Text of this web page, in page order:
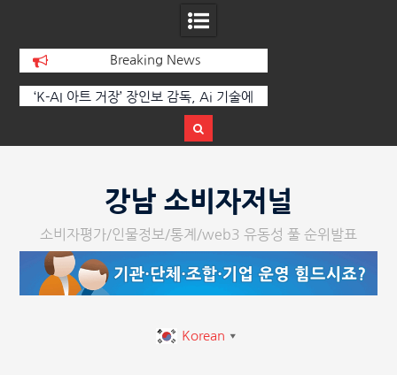
Breaking News
한국·브라질 슈퍼콘서트 올해 열린다
강남 소비자저널
소비자평가/인물정보/통계/web3 유동성 풀 순위발표
Korean ▼